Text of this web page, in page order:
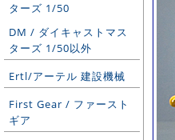
ターズ 1/50
DM / ダイキャストマス
ターズ 1/50以外
Ertl/アーテル 建設機械
First Gear / ファースト
ギア